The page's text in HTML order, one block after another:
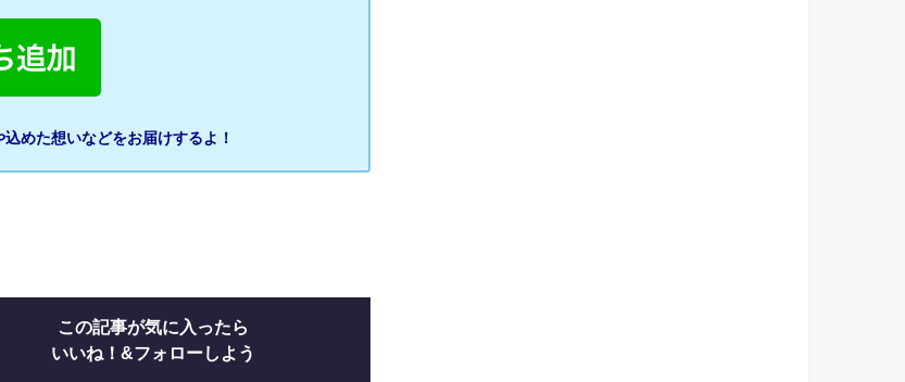
めた想いなどをお届けするよ！
この記事が気に入ったら
いいね！&フォローしよう